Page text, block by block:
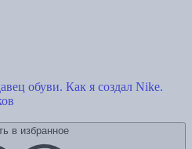
обуви. Как я создал Nike.
в избранное